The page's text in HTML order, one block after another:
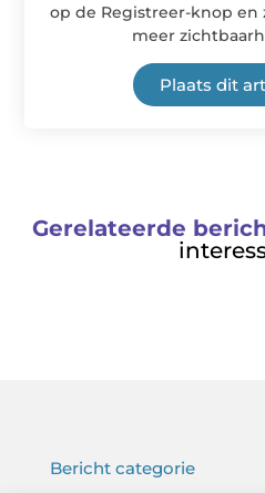
op de Registreer-knop en
meer
Plaats dit
Gerelateerde
Bericht categorie